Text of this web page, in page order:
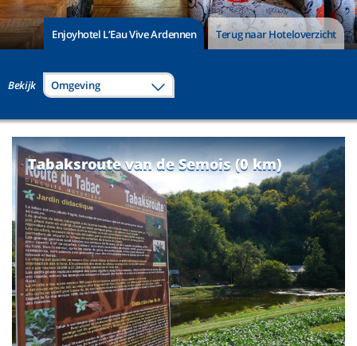
Enjoyhotel L’Eau Vive Ardennen Terug naar Hoteloverzicht
Bekijk Omgeving
Tabaksroute van de Semois (0 km)